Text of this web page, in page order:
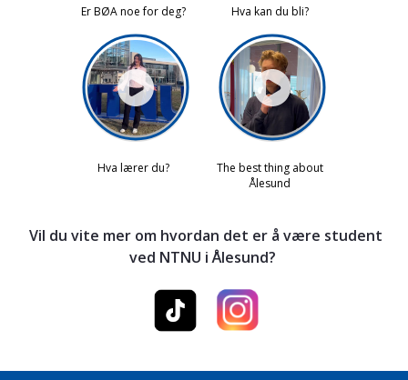
Vil du vite mer om hvordan det er å være student
ved NTNU i Ålesund?